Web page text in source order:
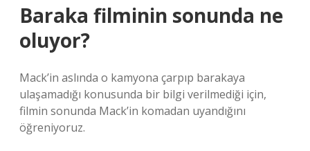
Baraka filminin sonunda ne
oluyor?
Mack’in aslında o kamyona çarpıp barakaya
ulaşamadığı konusunda bir bilgi verilmediği için,
filmin sonunda Mack’in komadan uyandığını
öğreniyoruz.